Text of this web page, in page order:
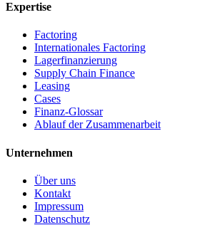
Expertise
Factoring
Internationales Factoring
Lagerfinanzierung
Supply Chain Finance
Leasing
Cases
Finanz-Glossar
Ablauf der Zusammenarbeit
Unternehmen
Über uns
Kontakt
Impressum
Datenschutz